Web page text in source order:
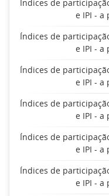
Índices de
e IPI - a
Índices de
e IPI - a
Índices de
e IPI - a
Índices de
e IPI - a
Índices de
e IPI - a
Índices de
e IPI - a